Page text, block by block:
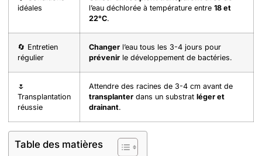
idéales
l’eau déchlorée à température entre 18 et
22°C.
🔄 Entretien
régulier
Changer l’eau tous les 3-4 jours pour
prévenir le développement de bactéries.
🌷
Transplantation
réussie
Attendre des racines de 3-4 cm avant de
transplanter dans un substrat léger et
drainant.
Table des matières